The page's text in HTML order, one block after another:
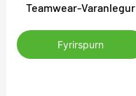
Teamwear-Varanlegur
með sérsniðnu merki |
Þjálfun <00000000>
Fyrirspurn